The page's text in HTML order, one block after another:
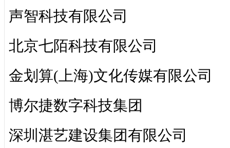
声智科技有限公司
北京七陌科技有限公司
金划算(上海)文化传媒有限公司
博尔捷数字科技集团
深圳湛艺建设集团有限公司